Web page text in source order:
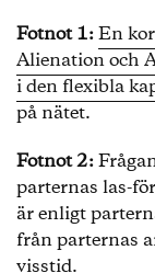
Fotnot 1:En
Alienation och
i den flexibla
på nätet.
Fotnot 2:
parternas las-
är enligt
från parternas
visstid.